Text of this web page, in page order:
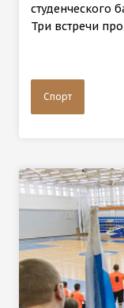
студенческого
Три встречи
Спорт